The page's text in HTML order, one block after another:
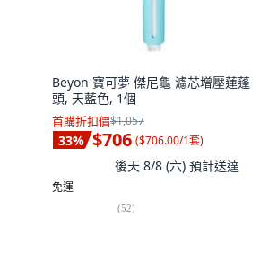
Beyon 寶可夢 傑尼龜 濾芯增壓蓮蓬
頭, 天藍色, 1個
首購折扣價$1,057
33% $706 ($706.00/1套)
後天 8/8 (六) 預計送達
免運
(52)